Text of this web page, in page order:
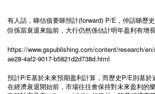
有人話，睇估值要睇預計(forward) P/E，仲話睇歷
但係當衰退來臨前，大行仍然係估計明年盈利有
https://www.gspublishing.com/content/research/
ae28-4af2-9017-b5821d2d738d.html
預計P/E基於未來預期盈利計算，而歷史 P/E則基於
在經濟衰退開始前，市場往往會保持對未來盈利的